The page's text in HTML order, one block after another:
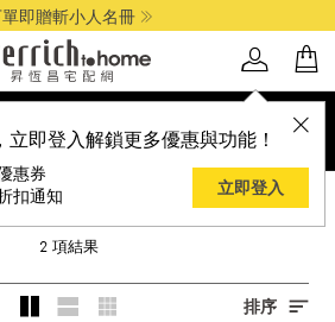
即贈斬小人名冊
立即登入解鎖更多優惠與功能！
惠券
扣通知
立即登入
明奇
2 項結果
排序